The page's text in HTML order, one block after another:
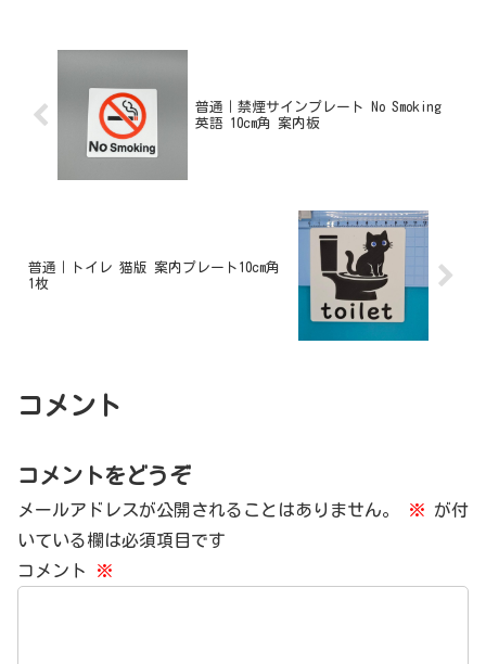
普通｜禁煙サインプレート No Smoking
英語 10cm角 案内板
普通｜トイレ 猫版 案内プレート10cm角
1枚
コメント
コメントをどうぞ
メールアドレスが公開されることはありません。 ※ が付
いている欄は必須項目です
コメント
※